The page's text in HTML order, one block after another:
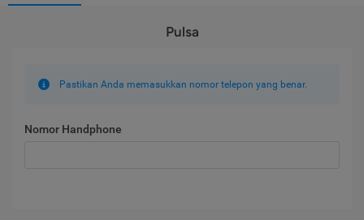
Pulsa
Pastikan Anda memasukkan nomor telepon yang benar.
Nomor Handphone